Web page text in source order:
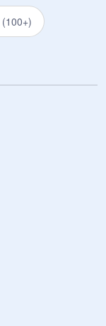
(100+)